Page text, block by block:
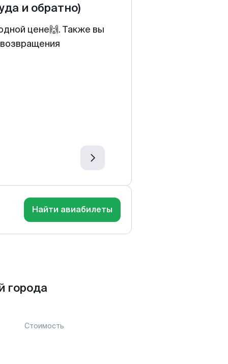
и обратно)
цене🙌. Также вы
Найти авиабилеты
города
Стоимость